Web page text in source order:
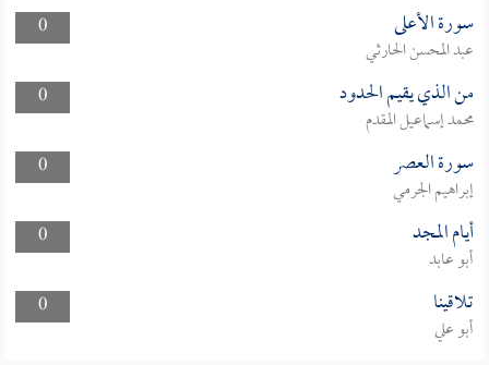
0
سورة الأعلى
عبد المحسن الحارثي
0
من الذي يقيم الحدود
محمد إسماعيل المقدم
0
سورة العصر
إبراهيم الجرمي
0
أيام المجد
أبو عابد
0
تلاقينا
أبو علي